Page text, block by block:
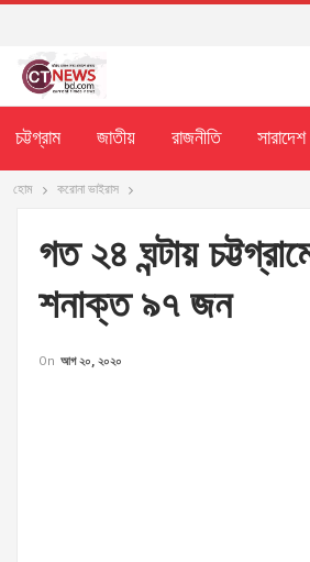
চট্টগ্রাম জাতীয় রাজনীতি সারাদেশ
হোম করোনা ভাইরাস
গত ২৪ ঘন্টায়
শনাক্ত ৯৭ জন
On আগ ২০, ২০২০